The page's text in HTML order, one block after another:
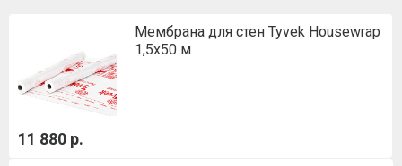
Мембрана для стен Tyvek Housewrap
1,5х50 м
11 880 р.